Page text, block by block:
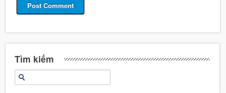
Tìm kiếm